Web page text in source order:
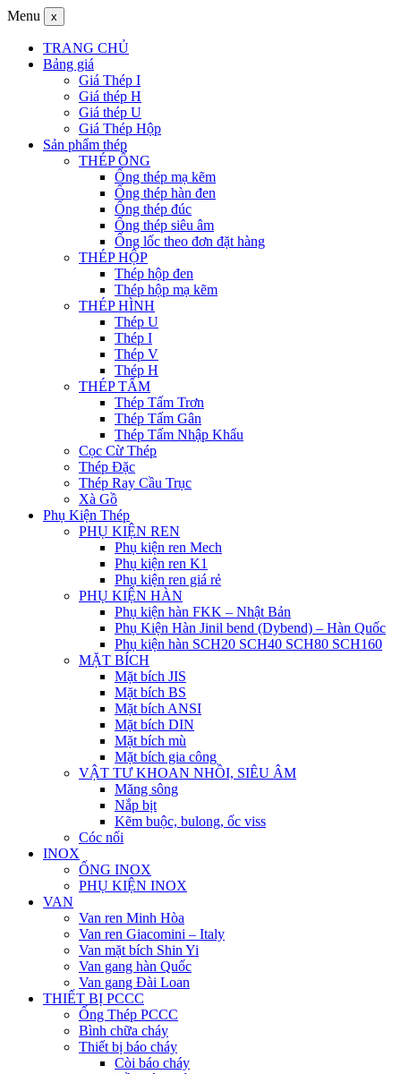
Menu x
TRANG CHỦ
Bảng giá
Giá Thép I
Giá thép H
Giá thép U
Giá Thép Hộp
Sản phẩm thép
THÉP ỐNG
Ống thép mạ kẽm
Ống thép hàn đen
Ống thép đúc
Ống thép siêu âm
Ống lốc theo đơn đặt hàng
THÉP HỘP
Thép hộp đen
Thép hộp mạ kẽm
THÉP HÌNH
Thép U
Thép I
Thép V
Thép H
THÉP TẤM
Thép Tấm Trơn
Thép Tấm Gân
Thép Tấm Nhập Khẩu
Cọc Cừ Thép
Thép Đặc
Thép Ray Cầu Trục
Xà Gồ
Phụ Kiện Thép
PHỤ KIỆN REN
Phụ kiện ren Mech
Phụ kiện ren K1
Phụ kiện ren giá rẻ
PHỤ KIỆN HÀN
Phụ kiện hàn FKK – Nhật Bản
Phụ Kiện Hàn Jinil bend (Dybend) – Hàn Quốc
Phụ kiện hàn SCH20 SCH40 SCH80 SCH160
MẶT BÍCH
Mặt bích JIS
Mặt bích BS
Mặt bích ANSI
Mặt bích DIN
Mặt bích mù
Mặt bích gia công
VẬT TƯ KHOAN NHỒI, SIÊU ÂM
Măng sông
Nắp bịt
Kẽm buộc, bulong, ốc viss
Cóc nối
INOX
ỐNG INOX
PHỤ KIỆN INOX
VAN
Van ren Minh Hòa
Van ren Giacomini – Italy
Van mặt bích Shin Yi
Van gang hàn Quốc
Van gang Đài Loan
THIẾT BỊ PCCC
Ống Thép PCCC
Bình chữa cháy
Thiết bị báo cháy
Còi báo cháy